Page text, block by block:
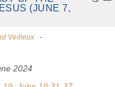
(JUNE 7,
Veilleux
2024